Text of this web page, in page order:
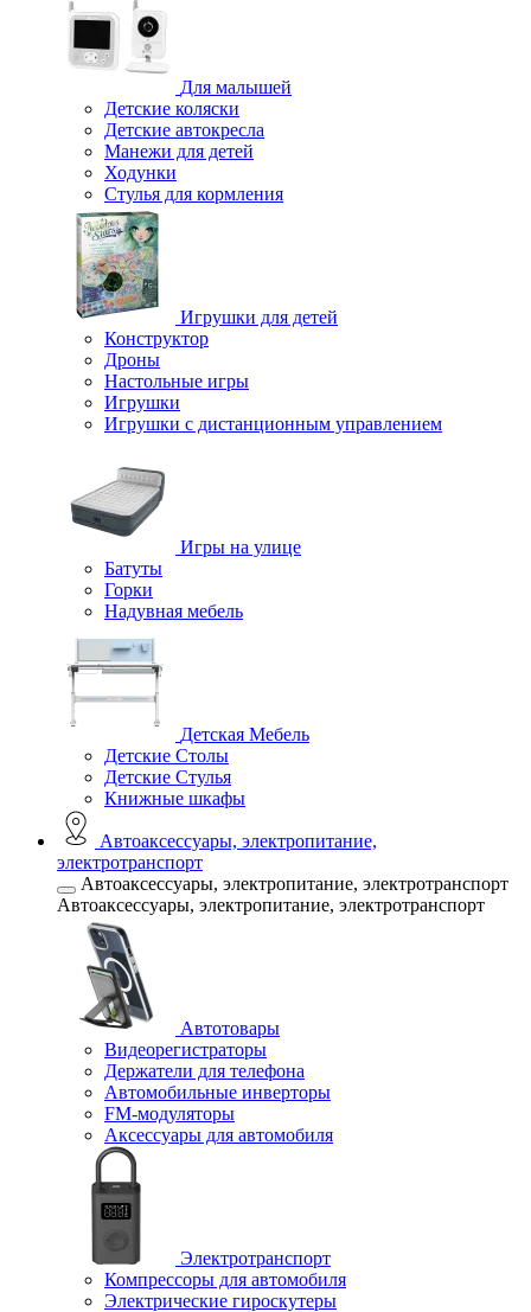
Для малышей
Детские коляски
Детские автокресла
Манежи для детей
Ходунки
Стулья для кормления
Игрушки для детей
Конструктор
Дроны
Настольные игры
Игрушки
Игрушки c дистанционным управлением
Игры на улице
Батуты
Горки
Надувная мебель
Детская Мебель
Детские Столы
Детские Стулья
Книжные шкафы
Автоаксессуары, электропитание,
электротранспорт
Автоаксессуары, электропитание, электротранспорт
Автоаксессуары, электропитание, электротранспорт
Автотовары
Видеорегистраторы
Держатели для телефона
Автомобильные инверторы
FM-модуляторы
Аксессуары для автомобиля
Электротранспорт
Компрессоры для автомобиля
Электрические гироскутеры